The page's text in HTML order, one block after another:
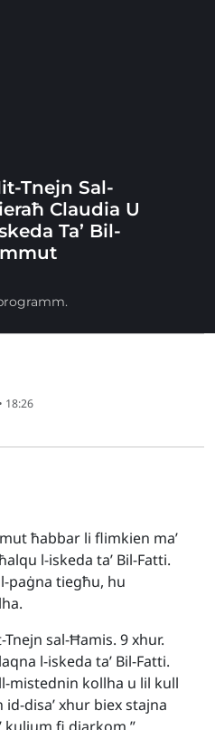
Tnejn Sal-
Claudia U
Ta’ Bil-
18:26
ħabbar li flimkien ma’
l-iskeda ta’ Bil-Fatti.
paġna tiegħu, hu
sal-Ħamis. 9 xhur.
l-iskeda ta’ Bil-Fatti.
mistednin kollha u lil kull
disa’ xhur biex stajna